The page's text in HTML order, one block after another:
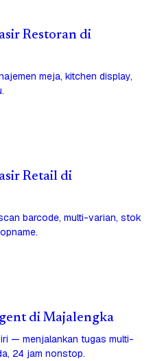
Restoran di
meja, kitchen display,
Retail di
barcode, multi-varian, stok
di Majalengka
— menjalankan tugas multi-
24 jam nonstop.